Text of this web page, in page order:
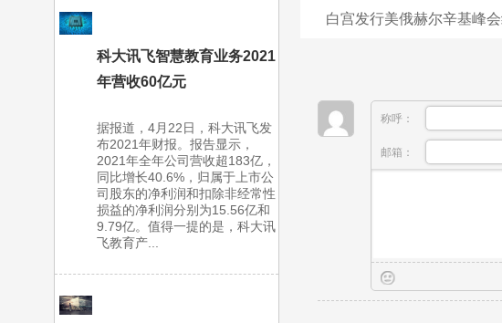
科大讯飞智慧教育业务2021
年营收60亿元
据报道，4月22日，科大讯飞发
布2021年财报。报告显示，
2021年全年公司营收超183亿，
同比增长40.6%，归属于上市公
司股东的净利润和扣除非经常性
损益的净利润分别为15.56亿和
9.79亿。值得一提的是，科大讯
飞教育产...
白宫发行美俄赫尔辛基峰
称呼：
邮箱：